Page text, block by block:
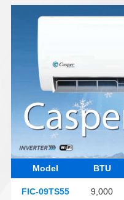
Model BTU
FIC-09TS55 9,000